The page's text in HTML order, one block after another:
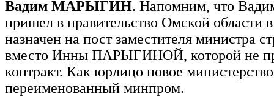
Вадим МАРЫГИН. Напомним, что
пришел в правительство Омской области
назначен на пост заместителя министра
вместо Инны ПАРЫГИНОЙ, которой не
контракт. Как юрлицо новое
переименованный минпром.